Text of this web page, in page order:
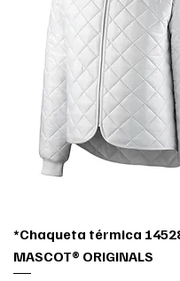
*Chaqueta térmica
MASCOT® ORIGINALS